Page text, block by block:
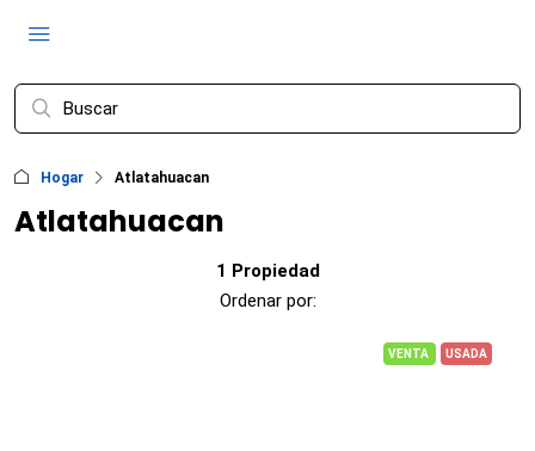
Hogar Atlatahuacan
Atlatahuacan
1 Propiedad
Ordenar por:
VENTA USADA